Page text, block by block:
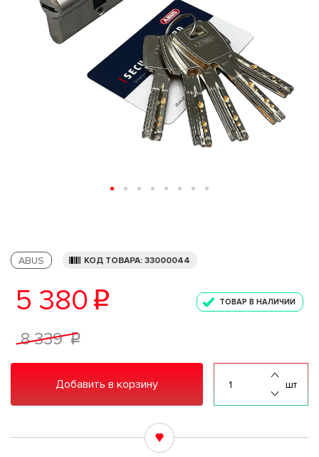
ABUS КОД ТОВАРА: 33000044
5 380 p ТОВАР В НАЛИЧИИ
8 339 p
Добавить в корзину шт